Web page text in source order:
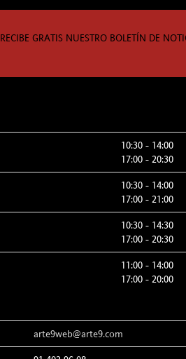
RECIBE GRATIS NUESTRO BOLETÍN DE
10:30 - 14:00
17:00 - 20:30
10:30 - 14:00
17:00 - 21:00
10:30 - 14:30
17:00 - 20:30
11:00 - 14:00
17:00 - 20:00
arte9web@arte9.com